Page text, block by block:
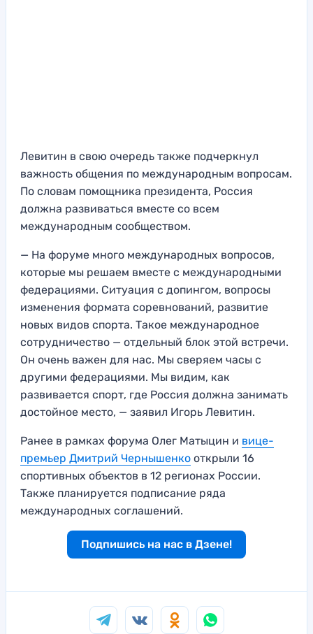
Левитин в свою очередь также подчеркнул
важность общения по международным вопросам.
По словам помощника президента, Россия
должна развиваться вместе со всем
международным сообществом.
— На форуме много международных вопросов,
которые мы решаем вместе с международными
федерациями. Ситуация с допингом, вопросы
изменения формата соревнований, развитие
новых видов спорта. Такое международное
сотрудничество — отдельный блок этой встречи.
Он очень важен для нас. Мы сверяем часы с
другими федерациями. Мы видим, как
развивается спорт, где Россия должна занимать
достойное место, — заявил Игорь Левитин.
Ранее в рамках форума Олег Матыцин и вице-
премьер Дмитрий Чернышенко открыли 16
спортивных объектов в 12 регионах России.
Также планируется подписание ряда
международных соглашений.
Подпишись на нас в Дзене!